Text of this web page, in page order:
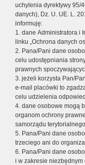
uchylenia dyrektywy 95/
danych), Dz. U. UE. L.
informuję:
1. dane Administratora i
linku „Ochrona danych
2. Pana/Pani dane
celu udostępniania
prawnych
3. jeżeli korzysta Pan/
e-mail placówki to
celu udzielenia
4. dane osobowe mogą
organom ochrony
samorządu
5. Pana/Pani dane
trzeciego ani do
6. Pana/Pani dane
i w zakresie